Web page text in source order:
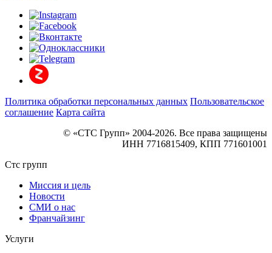
Политика обработки персональных данных Пользовательское
соглашение Карта сайта
© «СТС Групп» 2004-2026. Все права защищены
ИНН 7716815409, КПП 771601001
Стс групп
Миссия и цель
Новости
СМИ о нас
Франчайзинг
Услуги